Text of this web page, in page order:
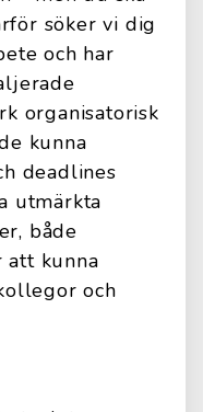
söker vi dig
och har
organisatorisk
kunna
deadlines
utmärkta
både
kunna
och